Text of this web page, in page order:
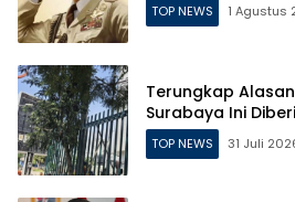
TOP NEWS 1 Agustus
Terungkap
Surabaya Ini
TOP NEWS 31 Juli